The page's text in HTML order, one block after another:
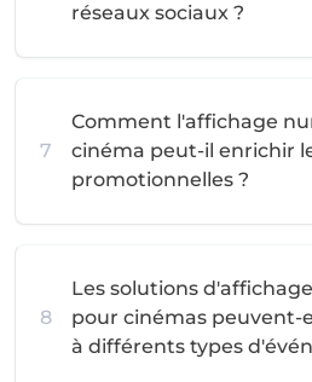
réseaux sociaux ?
7
Comment l'affichage
cinéma peut-il enrichir
promotionnelles ?
8
Les solutions
pour cinémas peuvent-
à différents types